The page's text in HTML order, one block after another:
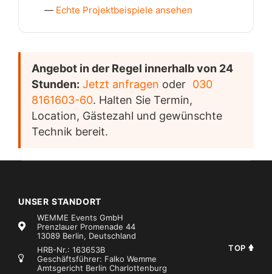
Echte Projektbeispiele ansehen
Angebot in der Regel innerhalb von 24
Stunden: Jetzt anfragen oder 030
8161603-60. Halten Sie Termin,
Location, Gästezahl und gewünschte
Technik bereit.
UNSER STANDORT
WEMME Events GmbH
Prenzlauer Promenade 44
13089 Berlin, Deutschland
HRB-Nr.: 163653B
Geschäftsführer: Falko Wemme
Amtsgericht Berlin Charlottenburg
TOP